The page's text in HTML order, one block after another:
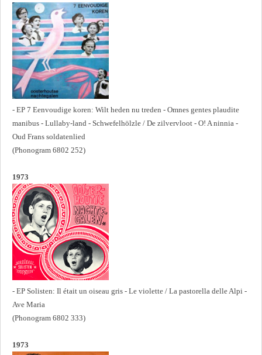
- EP 7 Eenvoudige koren: Wilt heden nu treden - Omnes gentes plaudite
manibus - Lullaby-land - Schwefelhölzle / De zilvervloot - O! A ninnia -
Oud Frans soldatenlied
(Phonogram 6802 252)
1973
- EP Solisten: Il était un oiseau gris - Le violette / La pastorella delle Alpi -
Ave Maria
(Phonogram 6802 333)
1973